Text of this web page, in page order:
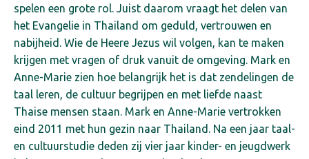
spelen een grote rol. Juist daarom vraagt het delen van
het Evangelie in Thailand om geduld, vertrouwen en
nabijheid. Wie de Heere Jezus wil volgen, kan te maken
krijgen met vragen of druk vanuit de omgeving. Mark en
Anne-Marie zien hoe belangrijk het is dat zendelingen de
taal leren, de cultuur begrijpen en met liefde naast
Thaise mensen staan. Mark en Anne-Marie vertrokken
eind 2011 met hun gezin naar Thailand. Na een jaar taal-
en cultuurstudie deden zij vier jaar kinder- en jeugdwerk